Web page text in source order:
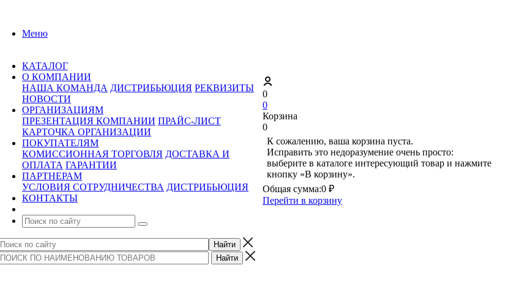
Меню
КАТАЛОГ
О КОМПАНИИ
НАША КОМАНДА ДИСТРИБЬЮЦИЯ РЕКВИЗИТЫ
НОВОСТИ
ОРГАНИЗАЦИЯМ
ПРЕЗЕНТАЦИЯ КОМПАНИИ ПРАЙС-ЛИСТ
КАРТОЧКА ОРГАНИЗАЦИИ
ПОКУПАТЕЛЯМ
КОМИССИОННАЯ ТОРГОВЛЯ ДОСТАВКА И
ОПЛАТА ГАРАНТИИ
ПАРТНЕРАМ
УСЛОВИЯ СОТРУДНИЧЕСТВА ДИСТРИБЬЮЦИЯ
КОНТАКТЫ
0
0
Корзина
0
К сожалению, ваша корзина пуста.
Исправить это недоразумение очень просто:
выберите в каталоге интересующий товар и нажмите
кнопку «В корзину».
Общая сумма:0 ₽
Перейти в корзину